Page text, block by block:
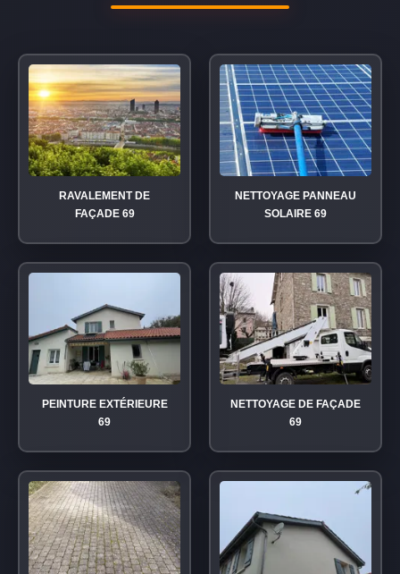
RAVALEMENT DE
FAÇADE 69
NETTOYAGE PANNEAU
SOLAIRE 69
PEINTURE EXTÉRIEURE
69
NETTOYAGE DE FAÇADE
69